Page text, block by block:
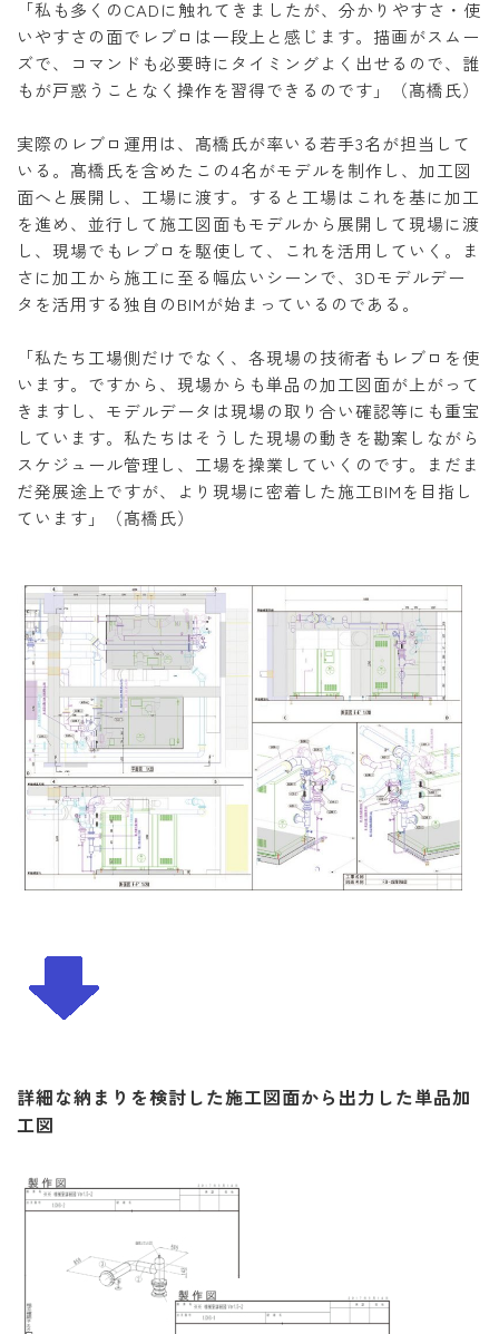
「私も多くのCADに触れてきましたが、分かりやすさ・使
いやすさの面でレブロは一段上と感じます。描画がスムー
ズで、コマンドも必要時にタイミングよく出せるので、誰
もが戸惑うことなく操作を習得できるのです」（髙橋氏）
実際のレブロ運用は、髙橋氏が率いる若手3名が担当して
いる。髙橋氏を含めたこの4名がモデルを制作し、加工図
面へと展開し、工場に渡す。すると工場はこれを基に加工
を進め、並行して施工図面もモデルから展開して現場に渡
し、現場でもレブロを駆使して、これを活用していく。ま
さに加工から施工に至る幅広いシーンで、3Dモデルデー
タを活用する独自のBIMが始まっているのである。
「私たち工場側だけでなく、各現場の技術者もレブロを使
います。ですから、現場からも単品の加工図面が上がって
きますし、モデルデータは現場の取り合い確認等にも重宝
しています。私たちはそうした現場の動きを勘案しながら
スケジュール管理し、工場を操業していくのです。まだま
だ発展途上ですが、より現場に密着した施工BIMを目指し
ています」（髙橋氏）
詳細な納まりを検討した施工図面から出力した単品加
工図